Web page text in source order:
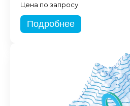
Цена по запросу
Подробнее